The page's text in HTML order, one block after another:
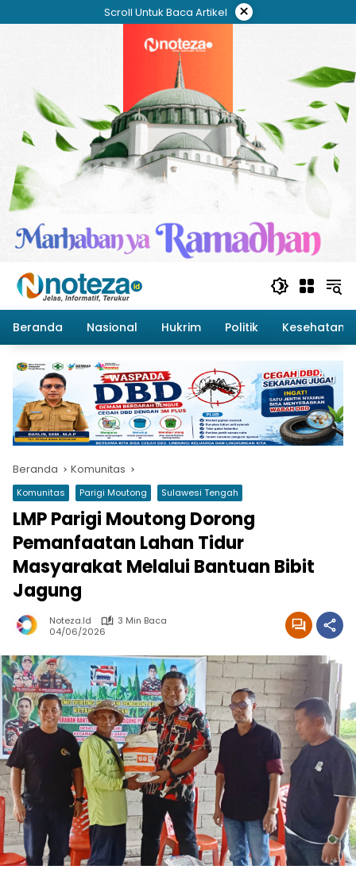
ke
Scroll Untuk Baca Artikel ×
Beranda Nasional Hukrim Politik Kesehatan
Beranda Komunitas
Komunitas Parigi Moutong Sulawesi Tengah
LMP Parigi Moutong Dorong
Pemanfaatan Lahan Tidur
Masyarakat Melalui Bantuan Bibit
Jagung
Noteza.id
3 Min Baca
04/06/2026